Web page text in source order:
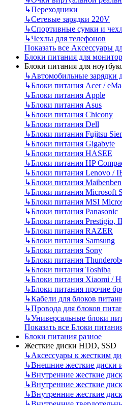
↳Переходники
↳Сетевые зарядки 220V
↳Спортивные сумки и
↳Чехлы для телефонов
Показать все Аксессуары
Блоки питания для
Блоки питания для
↳Автомобильные зарядки
↳Блоки питания Acer /
↳Блоки питания Apple
↳Блоки питания Asus
↳Блоки питания Chicony
↳Блоки питания Dell
↳Блоки питания Fujitsu
↳Блоки питания Gigabyte
↳Блоки питания HASEE
↳Блоки питания HP
↳Блоки питания Lenovo /
↳Блоки питания Maibenben
↳Блоки питания Microsoft
↳Блоки питания MSI
↳Блоки питания Panasonic
↳Блоки питания Prestigio,
↳Блоки питания RAZER
↳Блоки питания Samsung
↳Блоки питания Sony
↳Блоки питания
↳Блоки питания Toshiba
↳Блоки питания Xiaomi /
↳Блоки питания прочие
↳Кабели для блоков
↳Провода для блоков
↳Универсальные блоки
Показать все Блоки
Блоки питания разное
Жесткие диски HDD, SSD
↳Аксессуары к жестким
↳Внешние жесткие диски
↳Внутренние жесткие
↳Внутренние жесткие
↳Внутренние жесткие